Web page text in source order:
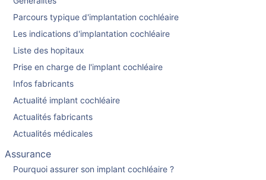
Parcours typique d'implantation cochléaire
Les indications d'implantation cochléaire
Liste des hopitaux
Prise en charge de l'implant cochléaire
Infos fabricants
Actualité implant cochléaire
Actualités fabricants
Actualités médicales
Assurance
Pourquoi assurer son implant cochléaire ?